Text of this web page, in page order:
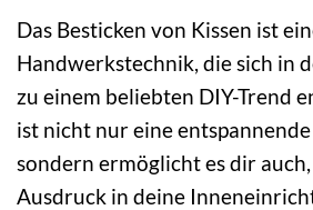
Das Besticken von Kissen ist
Handwerkstechnik, die sich in
zu einem beliebten DIY-Trend
ist nicht nur eine entspannende
sondern ermöglicht es dir
Ausdruck in deine